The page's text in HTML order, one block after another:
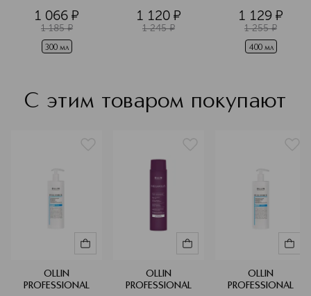
экстрактом
бамбука
1 066 ¤
1 185 ¤
300 мл
1 120 ¤
1 245 ¤
черного риса
1 129 ¤
1 255 ¤
400 мл
С этим товаром покупают
OLLIN
PROFESSIONAL
OLLIN
PROFESSIONAL
OLLIN
PROFESSIONAL